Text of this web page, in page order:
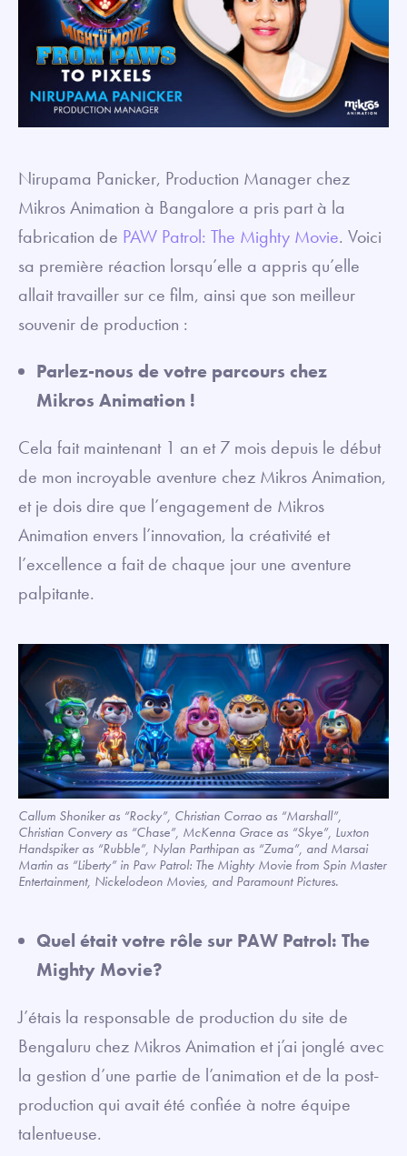
Nirupama Panicker, Production Manager chez
Mikros Animation à Bangalore a pris part à la
fabrication de PAW Patrol: The Mighty Movie. Voici
sa première réaction lorsqu’elle a appris qu’elle
allait travailler sur ce film, ainsi que son meilleur
souvenir de production :
Parlez-nous de votre parcours chez
Mikros Animation !
Cela fait maintenant 1 an et 7 mois depuis le début
de mon incroyable aventure chez Mikros Animation,
et je dois dire que l’engagement de Mikros
Animation envers l’innovation, la créativité et
l’excellence a fait de chaque jour une aventure
palpitante.
Callum Shoniker as “Rocky”, Christian Corrao as “Marshall”,
Christian Convery as “Chase”, McKenna Grace as “Skye”, Luxton
Handspiker as “Rubble”, Nylan Parthipan as “Zuma”, and Marsai
Martin as “Liberty” in Paw Patrol: The Mighty Movie from Spin Master
Entertainment, Nickelodeon Movies, and Paramount Pictures.
Quel était votre rôle sur PAW Patrol: The
Mighty Movie?
J’étais la responsable de production du site de
Bengaluru chez Mikros Animation et j’ai jonglé avec
la gestion d’une partie de l’animation et de la post-
production qui avait été confiée à notre équipe
talentueuse.